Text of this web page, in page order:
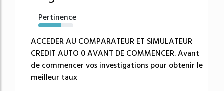
Pertinence
66%
ACCEDER AU COMPARATEUR ET SIMULATEUR
CREDIT AUTO 0 AVANT DE COMMENCER. Avant
de commencer vos investigations pour obtenir le
meilleur taux